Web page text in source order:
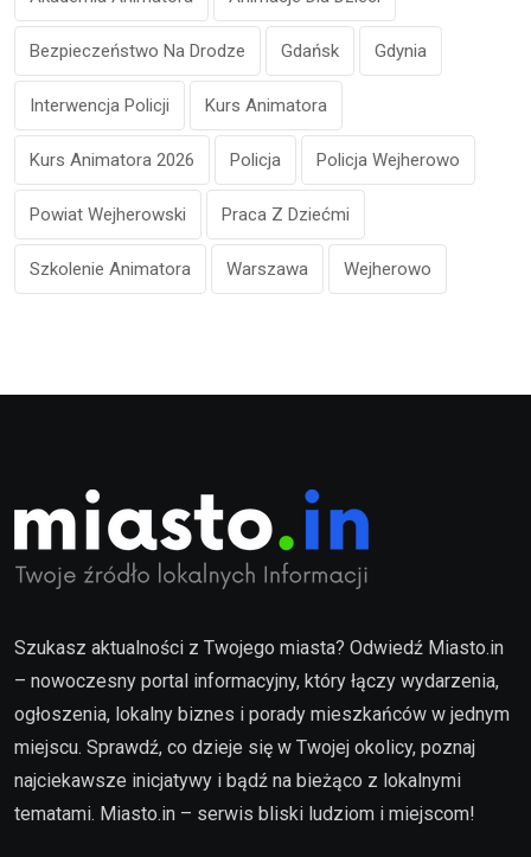
Bezpieczeństwo Na Drodze Gdańsk Gdynia
Interwencja Policji Kurs Animatora
Kurs Animatora 2026 Policja Policja Wejherowo
Powiat Wejherowski Praca Z Dziećmi
Szkolenie Animatora Warszawa Wejherowo
Szukasz aktualności z Twojego miasta? Odwiedź Miasto.in
– nowoczesny portal informacyjny, który łączy wydarzenia,
ogłoszenia, lokalny biznes i porady mieszkańców w jednym
miejscu. Sprawdź, co dzieje się w Twojej okolicy, poznaj
najciekawsze inicjatywy i bądź na bieżąco z lokalnymi
tematami. Miasto.in – serwis bliski ludziom i miejscom!